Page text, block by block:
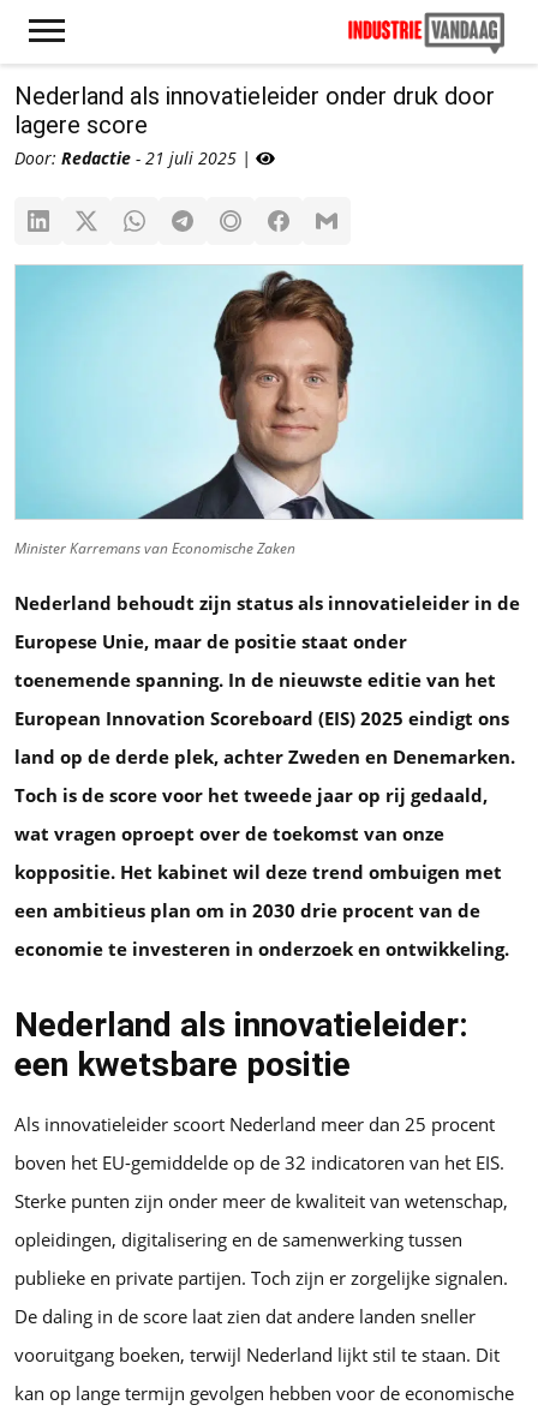
Nederland als innovatieleider onder druk door
lagere score
Door: Redactie - 21 juli 2025 |
Minister Karremans van Economische Zaken
Nederland behoudt zijn status als innovatieleider in de
Europese Unie, maar de positie staat onder
toenemende spanning. In de nieuwste editie van het
European Innovation Scoreboard (EIS) 2025 eindigt ons
land op de derde plek, achter Zweden en Denemarken.
Toch is de score voor het tweede jaar op rij gedaald,
wat vragen oproept over de toekomst van onze
koppositie. Het kabinet wil deze trend ombuigen met
een ambitieus plan om in 2030 drie procent van de
economie te investeren in onderzoek en ontwikkeling.
Nederland als innovatieleider:
een kwetsbare positie
Als innovatieleider scoort Nederland meer dan 25 procent
boven het EU-gemiddelde op de 32 indicatoren van het EIS.
Sterke punten zijn onder meer de kwaliteit van wetenschap,
opleidingen, digitalisering en de samenwerking tussen
publieke en private partijen. Toch zijn er zorgelijke signalen.
De daling in de score laat zien dat andere landen sneller
vooruitgang boeken, terwijl Nederland lijkt stil te staan. Dit
kan op lange termijn gevolgen hebben voor de economische